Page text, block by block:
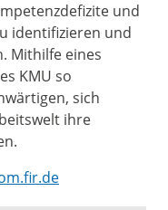
und
identifizieren und
Mithilfe eines
KMU so
sich
ihre